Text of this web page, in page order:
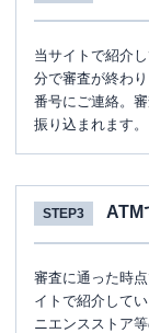
当サイトで紹介
分で審査が終わ
番号にご連絡。
振り込まれます。
STEP3 ATM
審査に通った時
イトで紹介して
ニエンスストア